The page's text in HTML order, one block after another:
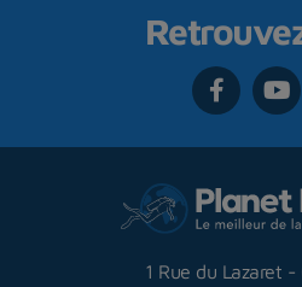
1 Rue du Lazaret -